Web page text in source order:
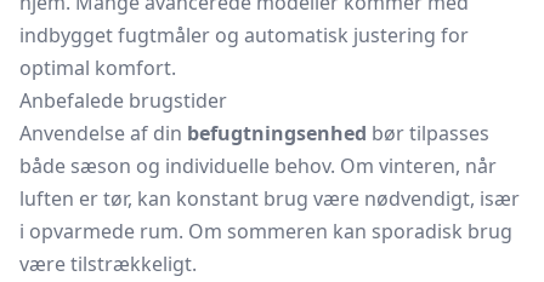
indbyggetfugtmåler og automatisk justering for
optimal komfort.
Anbefalede brugstider
Anvendelse af din befugtningsenhed bør tilpasses
både sæson og individuelle behov. Om vinteren, når
luften er tør, kan konstant brug være nødvendigt, især
i opvarmede rum. Om sommeren kan sporadisk brug
være tilstrækkeligt.